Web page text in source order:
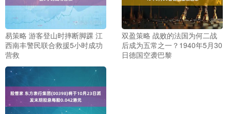
易策略 游客登山时摔断脚踝 江
西南丰警民联合救援5小时成功
营救
双盈策略 战败的法国为何二战
后成为五常之一？1940年5月30
日德国空袭巴黎